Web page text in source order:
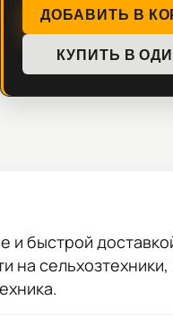
ДОБАВИТЬ В
КУПИТЬ В
и быстрой
на